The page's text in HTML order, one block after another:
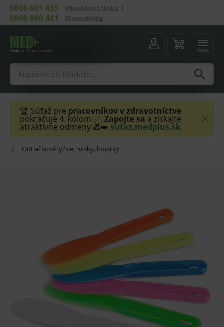
0800 601 433 – Všeobecná linka
0800 800 441 – Stomatológ
menu
🏆 Súťaž pre pracovníkov v zdravotníctve
pokračuje 4. kolom ✅. Zapojte sa a získajte
atraktívne odmeny 🎁➡️ sutaz.medplus.sk
Odtlačkové lyžice, misky, lopatky